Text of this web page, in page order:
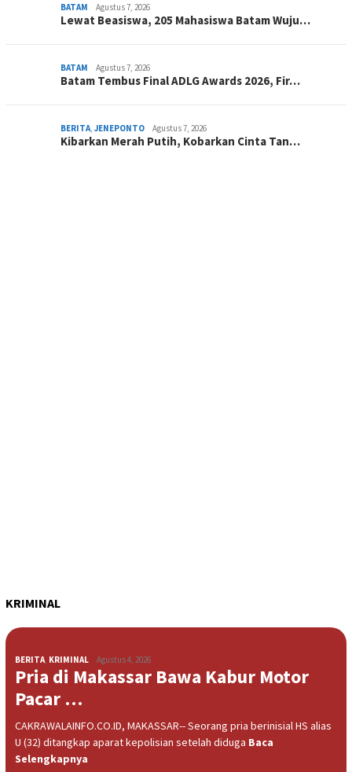
BATAM Agustus 7, 2026
Lewat Beasiswa, 205 Mahasiswa Batam Wuju…
BATAM Agustus 7, 2026
Batam Tembus Final ADLG Awards 2026, Fir…
BERITA, JENEPONTO Agustus 7, 2026
Kibarkan Merah Putih, Kobarkan Cinta Tan…
KRIMINAL
BERITA, KRIMINAL Agustus 4, 2026
Pria di Makassar Bawa Kabur Motor
Pacar …
CAKRAWALAINFO.CO.ID, MAKASSAR-- Seorang pria berinisial HS alias
U (32) ditangkap aparat kepolisian setelah diduga Baca
Selengkapnya